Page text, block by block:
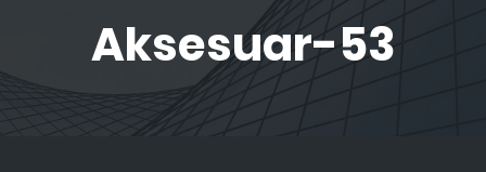
Aksesuar-53